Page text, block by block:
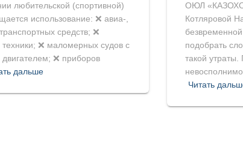
любительской (спортивной)
использование: ❌ авиа-,
средств; ❌
техники; ❌ маломерных судов с
❌ приборов
дальше
ОЮЛ
Котляровой
подобрать
такой
Читать